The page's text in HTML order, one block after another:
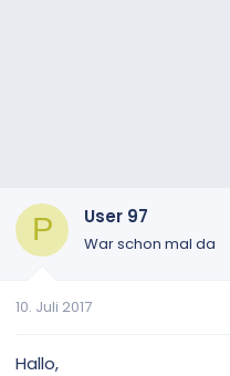
P User 97
War schon mal da
10. Juli 2017
Hallo,